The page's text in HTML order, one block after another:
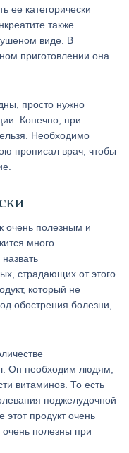
ее категорически
также
виде. В
приготовлении она
просто нужно
Конечно, при
Необходимо
прописал врач, чтобы
очень полезным и
много
страдающих от этого
который не
обострения болезни,
Он необходим людям,
витаминов. То есть
поджелудочной
продукт очень
полезны при